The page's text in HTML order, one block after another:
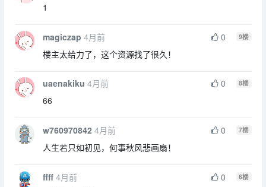
1
magiczap 4月前 0 9楼
楼主太给力了，这个资源找了很久！
uaenakiku 4月前 0 8楼
66
w760970842 4月前 0 7楼
人生若只如初见，何事秋风悲画扇！
ffff 4月前 0 6楼